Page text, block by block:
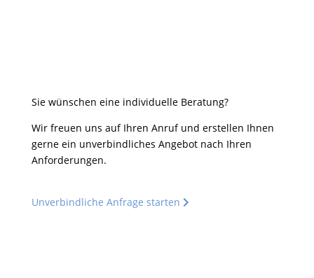
Sie wünschen eine individuelle Beratung?
Wir freuen uns auf Ihren Anruf und erstellen Ihnen
gerne ein un­ver­bindliches Angebot nach Ihren
Anforderungen.
Unverbindliche Anfrage starten